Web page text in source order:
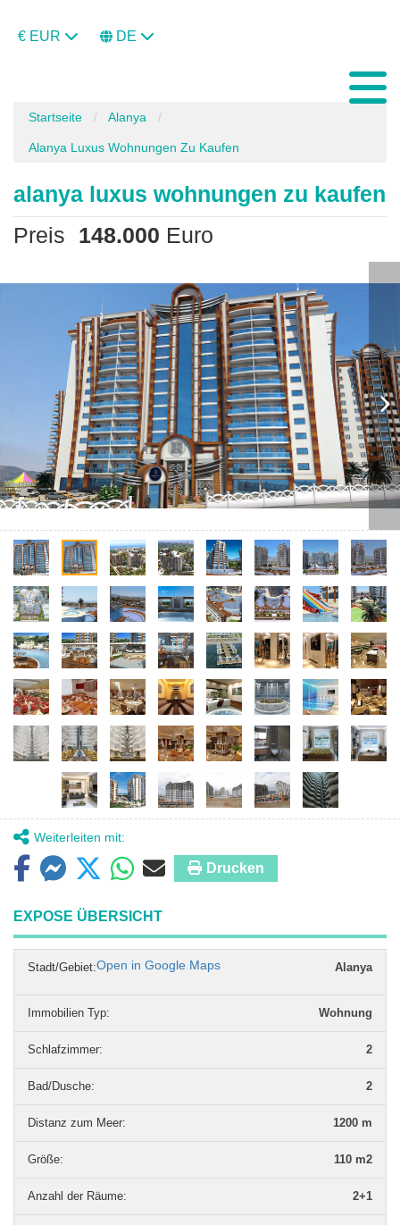
€ EUR DE
Startseite Alanya
Alanya Luxus Wohnungen Zu Kaufen
alanya luxus wohnungen zu kaufen
Preis
148.000 Euro
Weiterleiten mit:
Drucken
EXPOSE ÜBERSICHT
Stadt/Gebiet: Alanya
Open in Google Maps
Immobilien Typ: Wohnung
Schlafzimmer: 2
Bad/Dusche: 2
Distanz zum Meer: 1200 m
Grö­ße: 110 m2
Anzahl der Räume: 2+1